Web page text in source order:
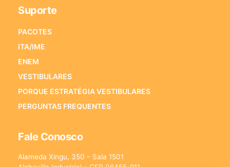
Suporte
PACOTES
ITA/IME
ENEM
VESTIBULARES
PORQUE ESTRATÉGIA VESTIBULARES
PERGUNTAS FREQUENTES
Fale Conosco
Alameda Xingu, 350 – Sala 1501